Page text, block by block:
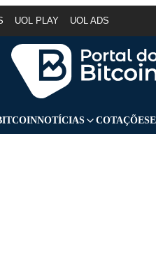
UOL PLAY UOL ADS
NOTÍCIAS COTAÇÕES